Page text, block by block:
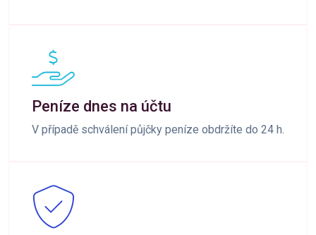
Peníze dnes na účtu
V případě schválení půjčky peníze obdržíte do 24 h.